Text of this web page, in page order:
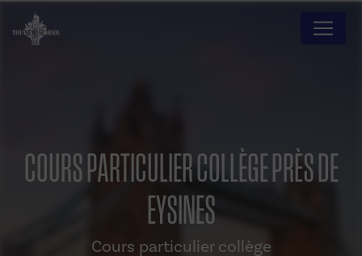
COURS PARTICULIER COLLÈGE PRÈS DE
EYSINES
Cours particulier collège
Panneau de gestion des cookies